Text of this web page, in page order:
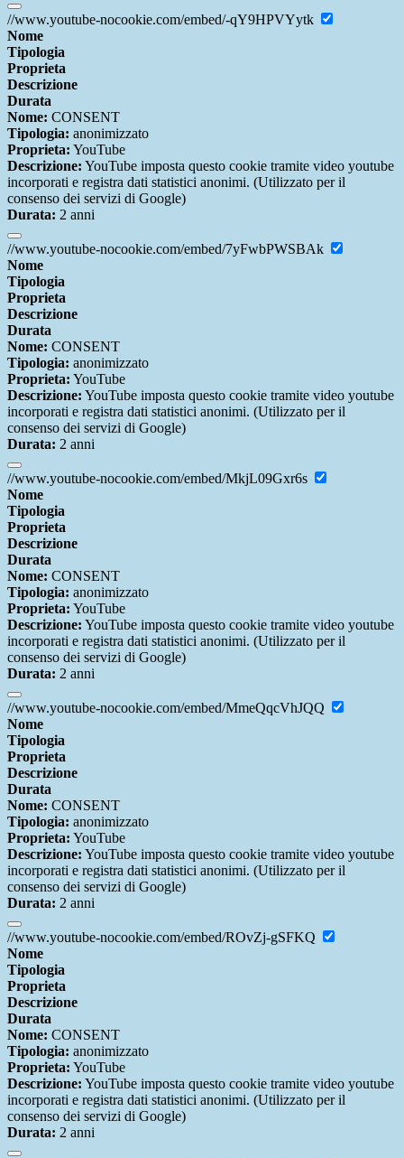
//www.youtube-nocookie.com/embed/-qY9HPVYytk
Nome
Tipologia
Proprieta
Descrizione
Durata
Nome: CONSENT
Tipologia: anonimizzato
Proprieta: YouTube
Descrizione: YouTube imposta questo cookie tramite video youtube
incorporati e registra dati statistici anonimi. (Utilizzato per il
consenso dei servizi di Google)
Durata: 2 anni
//www.youtube-nocookie.com/embed/7yFwbPWSBAk
Nome
Tipologia
Proprieta
Descrizione
Durata
Nome: CONSENT
Tipologia: anonimizzato
Proprieta: YouTube
Descrizione: YouTube imposta questo cookie tramite video youtube
incorporati e registra dati statistici anonimi. (Utilizzato per il
consenso dei servizi di Google)
Durata: 2 anni
//www.youtube-nocookie.com/embed/MkjL09Gxr6s
Nome
Tipologia
Proprieta
Descrizione
Durata
Nome: CONSENT
Tipologia: anonimizzato
Proprieta: YouTube
Descrizione: YouTube imposta questo cookie tramite video youtube
incorporati e registra dati statistici anonimi. (Utilizzato per il
consenso dei servizi di Google)
Durata: 2 anni
//www.youtube-nocookie.com/embed/MmeQqcVhJQQ
Nome
Tipologia
Proprieta
Descrizione
Durata
Nome: CONSENT
Tipologia: anonimizzato
Proprieta: YouTube
Descrizione: YouTube imposta questo cookie tramite video youtube
incorporati e registra dati statistici anonimi. (Utilizzato per il
consenso dei servizi di Google)
Durata: 2 anni
//www.youtube-nocookie.com/embed/ROvZj-gSFKQ
Nome
Tipologia
Proprieta
Descrizione
Durata
Nome: CONSENT
Tipologia: anonimizzato
Proprieta: YouTube
Descrizione: YouTube imposta questo cookie tramite video youtube
incorporati e registra dati statistici anonimi. (Utilizzato per il
consenso dei servizi di Google)
Durata: 2 anni